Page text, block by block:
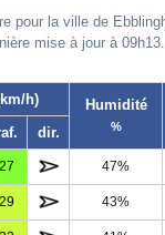
pour la ville de
mise à jour à 09h13.
h) Humidité
%
dir.
27 47%
29 43%